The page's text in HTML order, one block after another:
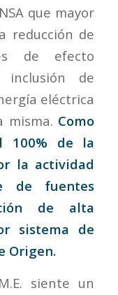
que mayor
reducción de
de efecto
de
eléctrica
misma. Como
100% de la
la actividad
de fuentes
de alta
sistema de
Origen.
siente un